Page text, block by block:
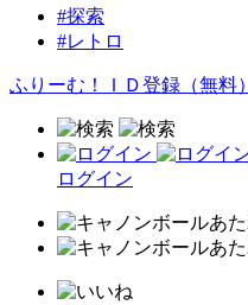
#探索
#レトロ
ふりーむ！ＩＤ登録（無料）
ログイン